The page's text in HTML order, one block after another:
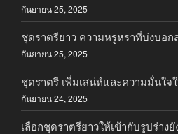
กันยายน 25, 2025
ชุดราตรียาว ความหรูหราที่บ่งบอก
กันยายน 25, 2025
ชุดราตรี เพิ่มเสน่ห์และความมั่นใจ
กันยายน 24, 2025
เลือกชุดราตรียาวให้เข้ากับรูปร่าง